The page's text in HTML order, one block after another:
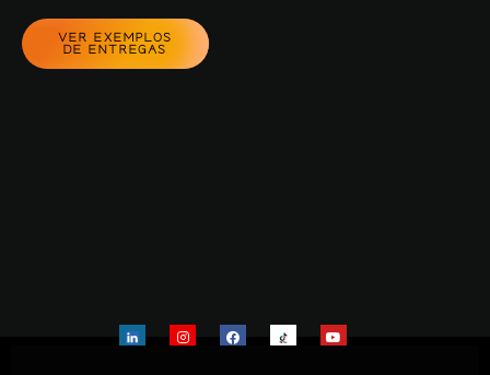
VER EXEMPLOS
DE ENTREGAS